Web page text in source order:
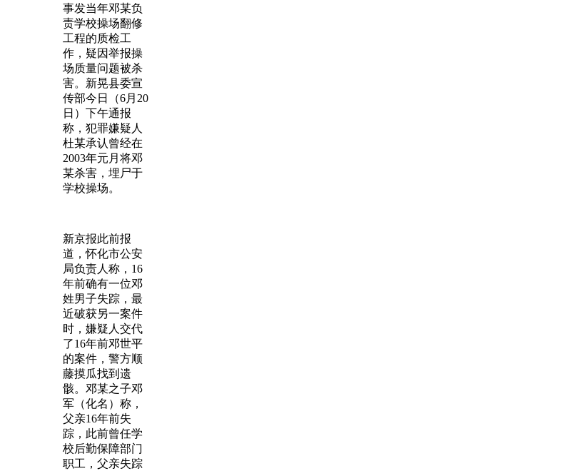
事发当年邓某负
责学校操场翻修
工程的质检工
作，疑因举报操
场质量问题被杀
害。新晃县委宣
传部今日（6月20
日）下午通报
称，犯罪嫌疑人
杜某承认曾经在
2003年元月将邓
某杀害，埋尸于
学校操场。
新京报此前报
道，怀化市公安
局负责人称，16
年前确有一位邓
姓男子失踪，最
近破获另一案件
时，嫌疑人交代
了16年前邓世平
的案件，警方顺
藤摸瓜找到遗
骸。邓某之子邓
军（化名）称，
父亲16年前失
踪，此前曾任学
校后勤保障部门
职工，父亲失踪